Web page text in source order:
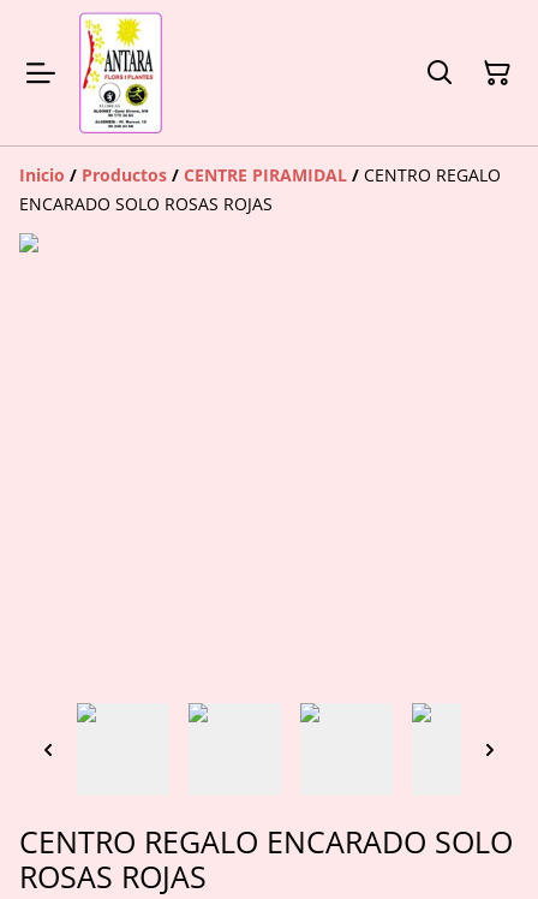
Inicio / Productos / CENTRE PIRAMIDAL / CENTRO REGALO
ENCARADO SOLO ROSAS ROJAS
CENTRO REGALO ENCARADO SOLO
ROSAS ROJAS